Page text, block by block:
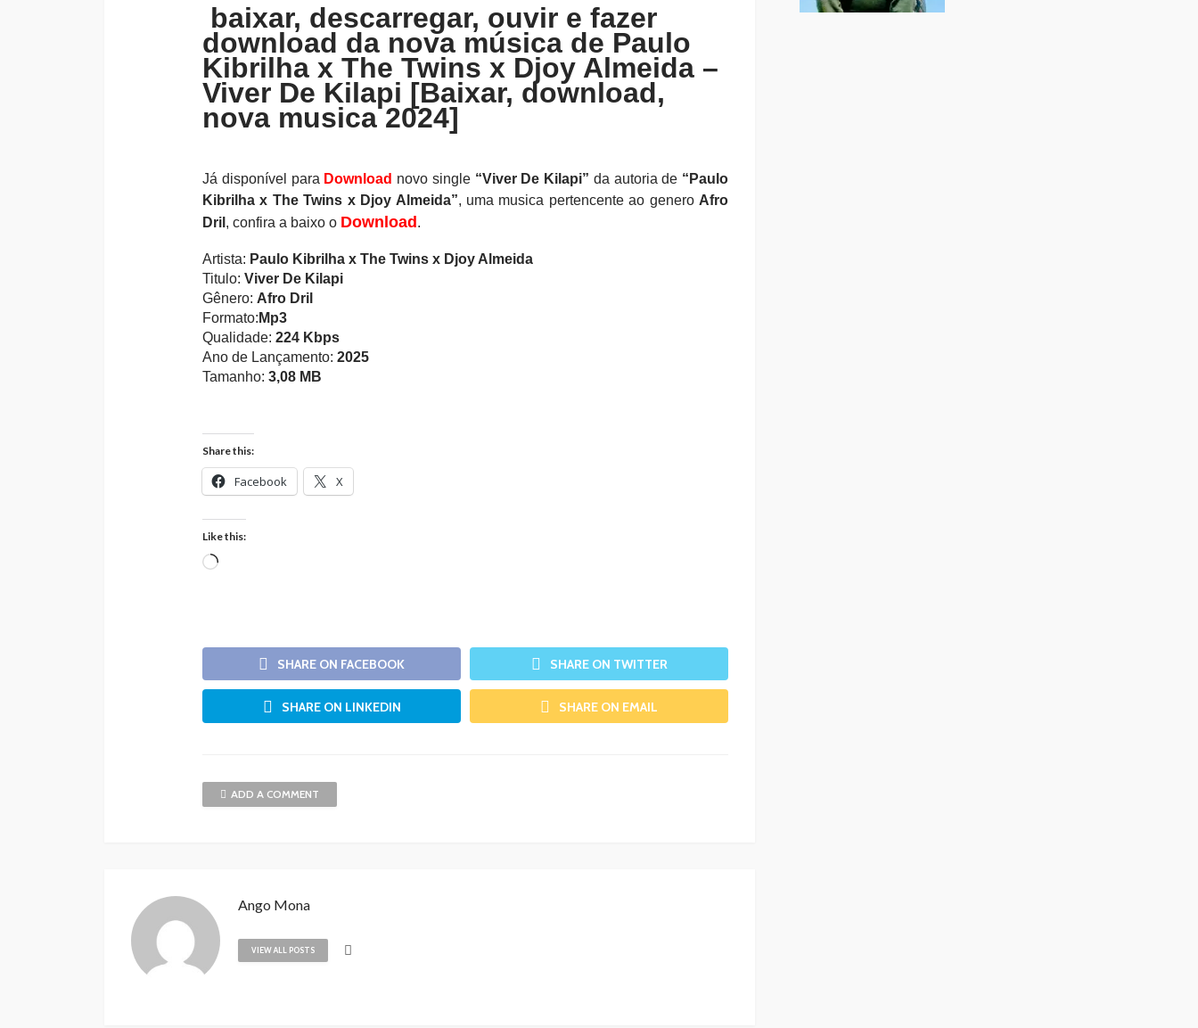
baixar, descarregar, ouvir e fazer
download da nova música de Paulo
Kibrilha x The Twins x Djoy Almeida –
Viver De Kilapi [Baixar, download,
nova musica 2024]
Já disponível para Download novo single“Viver De Kilapi” da autoria de “Paulo
Kibrilha x The Twins x Djoy Almeida”, uma musica pertencente ao genero Afro
Dril , confira a baixo o Download.
Artista: Paulo Kibrilha x The Twins x Djoy Almeida
Titulo: Viver De Kilapi
Gênero: Afro Dril
Formato: Mp3
Qualidade: 224 Kbps
Ano de Lançamento: 2025
Tamanho: 3,08 MB
Share this:
Facebook X
Like this:
Loading…
SHARE ON FACEBOOK SHARE ON TWITTER
SHARE ON LINKEDIN SHARE ON EMAIL
ADD A COMMENT
Ango Mona
VIEW ALL POSTS